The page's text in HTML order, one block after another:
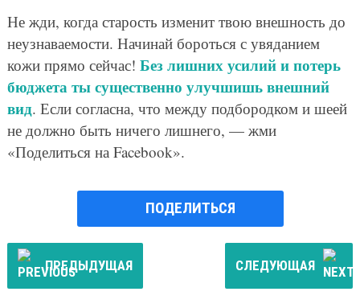
Не жди, когда старость изменит твою внешность до
неузнаваемости. Начинай бороться с увяданием
кожи прямо сейчас! Без лишних усилий и потерь
бюджета ты существенно улучшишь внешний
вид. Если согласна, что между подбородком и шеей
не должно быть ничего лишнего, — жми
«Поделиться на Facebook».
ПОДЕЛИТЬСЯ
ПРЕДЫДУЩАЯ СЛЕДУЮЩАЯ